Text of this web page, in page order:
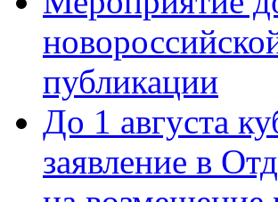
публикации
До 1 августа
заявление в